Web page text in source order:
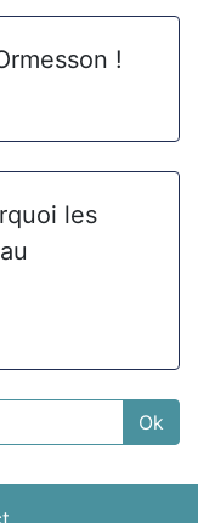
!
les
Ok